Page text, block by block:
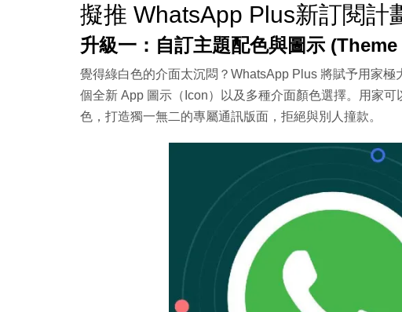
擬推 WhatsApp Plus新訂閱計
升級一：自訂主題配色與圖示
覺得綠白色的介面太沉悶？WhatsApp Plus 將賦予用家
個全新 App 圖示（Icon）以及多種介面顏色選擇。用家
色，打造獨一無二的專屬通訊版面，拒絕與別人撞款。